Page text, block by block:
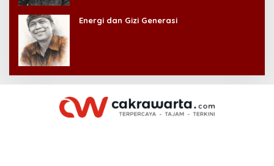
Energi dan Gizi Generasi